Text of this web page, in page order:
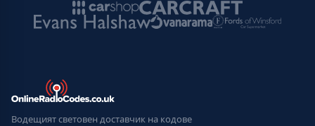
Водещият световен доставчик на кодове